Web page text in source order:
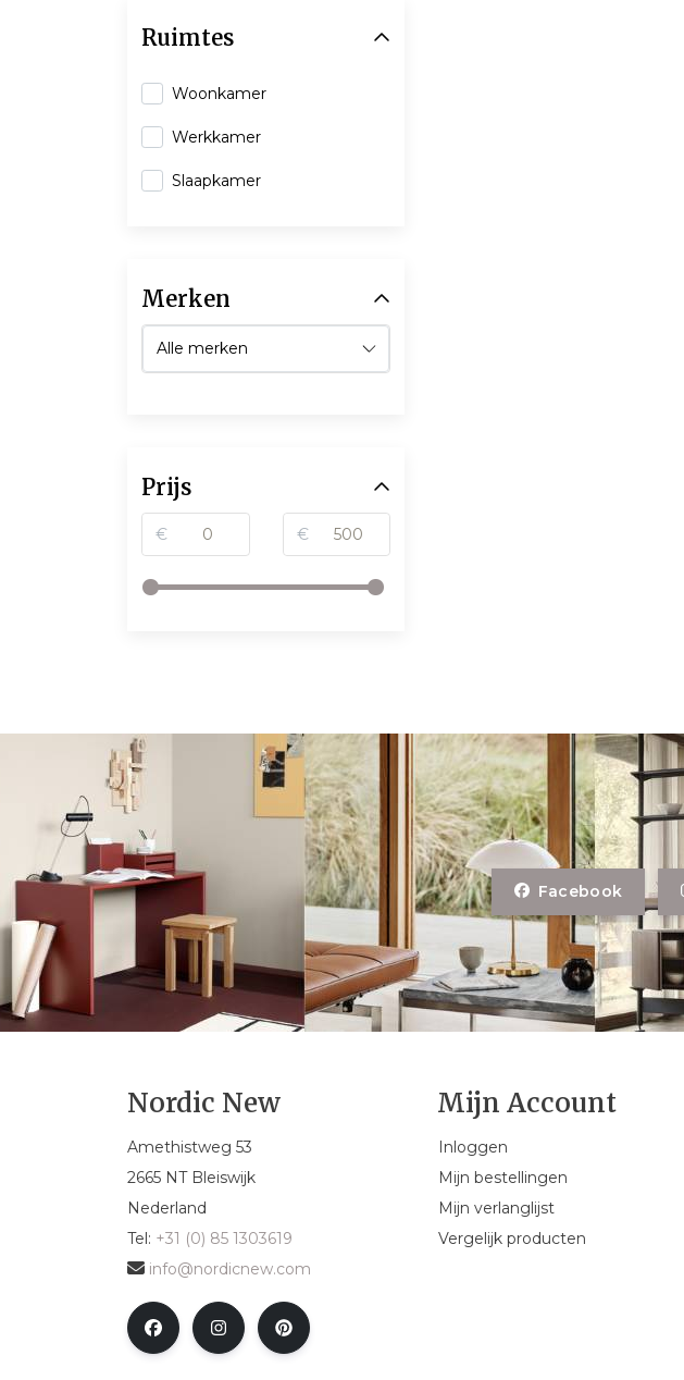
Ruimtes
Woonkamer
Werkkamer
Slaapkamer
Merken
Prijs
€ €
Facebook
Nordic New
Amethistweg 53
2665 NT Bleiswijk
Nederland
Tel: +31 (0) 85 1303619
info@nordicnew.com
Mijn Account
Inloggen
Mijn bestellingen
Mijn verlanglijst
Vergelijk producten